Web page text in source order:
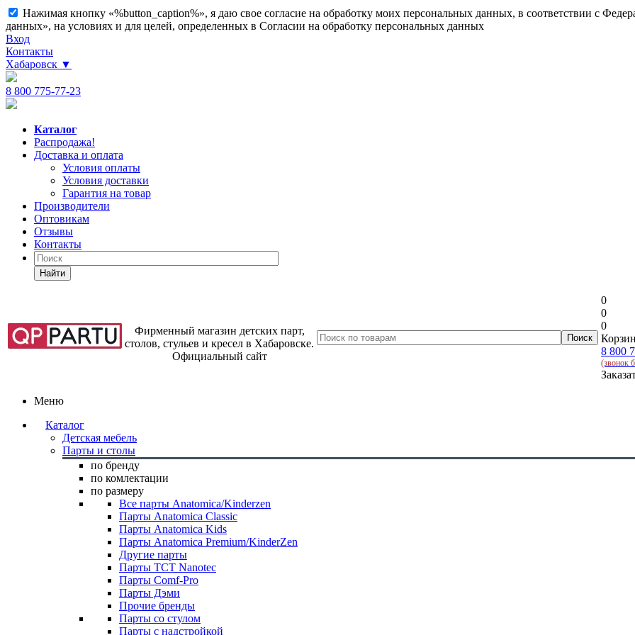
Нажимая кнопку «%button_caption%», я даю свое согласие на обработку моих персональных данных, в соответствии с
данных», на условиях и для целей, определенных в Согласии на обработку персональных данных
Вход
Контакты
Хабаровск ▼
8 800 775-77-23
Каталог
Распродажа!
Доставка и оплата
Условия оплаты
Условия доставки
Гарантия на товар
Производители
Оптовикам
Отзывы
Контакты
Найти
Фирменный магазин детских парт,
столов, стульев и кресел в Хабаровске.
Официальный сайт
0
0
0
8 800
(звонок
Меню
Каталог
Детская мебель
Парты и столы
по бренду
по комлектации
по размеру
Все парты Anatomica/Kinderzen
Парты Anatomica Classic
Парты Anatomica Kids
Парты Anatomica Premium/KinderZen
Другие парты
Парты TCT Nanotec
Парты Comf-Pro
Парты Дэми
Прочие бренды
Парты со стулом
Парты с надстройкой